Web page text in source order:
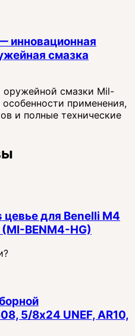
инновационная
смазка
оружейной смазки Mil-
применения,
и полные технические
для Benelli M4
BENM4-HG)
5/8x24 UNEF, AR10,